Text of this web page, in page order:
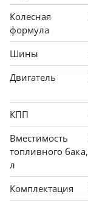
Колесная
формула
Шины
Двигатель
КПП
Вместимость
топливного бака,
л
Комплектация